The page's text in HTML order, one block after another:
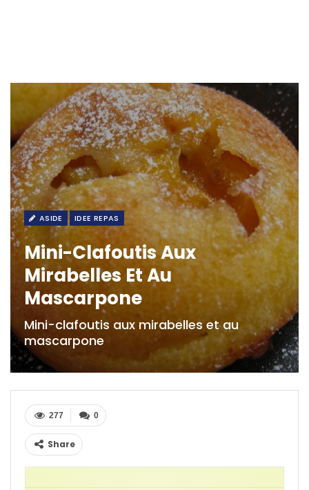
ASIDE IDEE REPAS
Mini-Clafoutis Aux
Mirabelles Et Au
Mascarpone
Mini-clafoutis aux mirabelles et au
mascarpone
0
277
Share